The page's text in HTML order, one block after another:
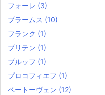
フォーレ (3)
ブラームス (10)
フランク (1)
ブリテン (1)
ブルッフ (1)
プロコフィエフ (1)
ベートーヴェン (12)